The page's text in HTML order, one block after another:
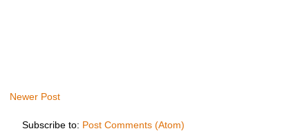
Newer Post
Subscribe to: Post Comments (Atom)